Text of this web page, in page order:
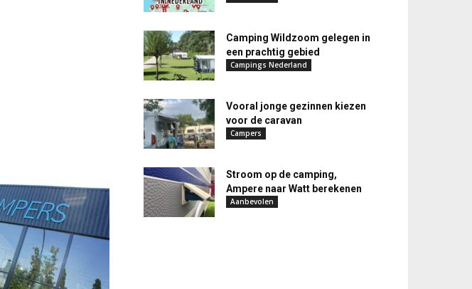
Camping Wildzoom gelegen in
een prachtig gebied
Campings Nederland
Vooral jonge gezinnen kiezen
voor de caravan
Campers
Stroom op de camping,
Ampere naar Watt berekenen
Aanbevolen